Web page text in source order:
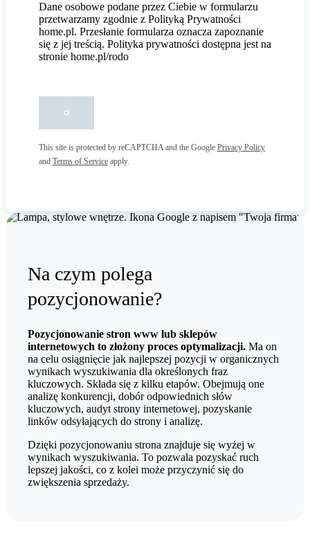
Dane osobowe podane przez Ciebie w formularzu
przetwarzamy zgodnie z Polityką Prywatności
home.pl. Przesłanie formularza oznacza zapoznanie
się z jej treścią. Polityka prywatności dostępna jest na
stronie home.pl/rodo
This site is protected by reCAPTCHA and the Google Privacy Policy
and Terms of Service apply.
Na czym polega
pozycjonowanie?
Pozycjonowanie stron www lub sklepów
internetowych to złożony proces optymalizacji. Ma on
na celu osiągnięcie jak najlepszej pozycji w organicznych
wynikach wyszukiwania dla określonych fraz
kluczowych. Składa się z kilku etapów. Obejmują one
analizę konkurencji, dobór odpowiednich słów
kluczowych, audyt strony internetowej, pozyskanie
linków odsyłających do strony i analizę.
Dzięki pozycjonowaniu strona znajduje się wyżej w
wynikach wyszukiwania. To pozwala pozyskać ruch
lepszej jakości, co z kolei może przyczynić się do
zwiększenia sprzedaży.